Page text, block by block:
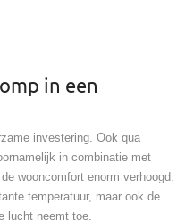
in een
investering. Ook qua
in combinatie met
wooncomfort enorm verhoogd.
temperatuur, maar ook de
lucht neemt toe.